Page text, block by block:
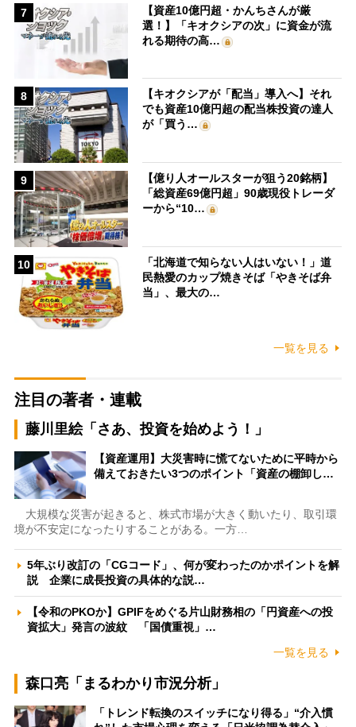
7
【資産10億円超・かんちさんが厳
選！】「キオクシアの次」に資金が流
れる期待の高…
8
【キオクシアが「配当」導入へ】それ
でも資産10億円超の配当株投資の達人
が「買う…
9
【億り人オールスターが狙う20銘柄】
「総資産69億円超」90歳現役トレーダ
ーから“10…
10
「北海道で知らない人はいない！」道
民熱愛のカップ焼きそば「やきそば弁
当」、最大の…
一覧を見る
注目の著者・連載
藤川里絵「さあ、投資を始めよう！」
【資産運用】大災害時に慌てないために平時から
備えておきたい3つのポイント「資産の棚卸し…
大規模な災害が起きると、株式市場が大きく動いたり、取引環
境が不安定になったりすることがある。一方…
5年ぶり改訂の「CGコード」、何が変わったのかポイントを解
説 企業に成長投資の具体的な説…
【令和のPKOか】GPIFをめぐる片山財務相の「円資産への投
資拡大」発言の波紋 「国債重視」…
一覧を見る
森口亮「まるわかり市況分析」
「トレンド転換のスイッチになり得る」“介入慣